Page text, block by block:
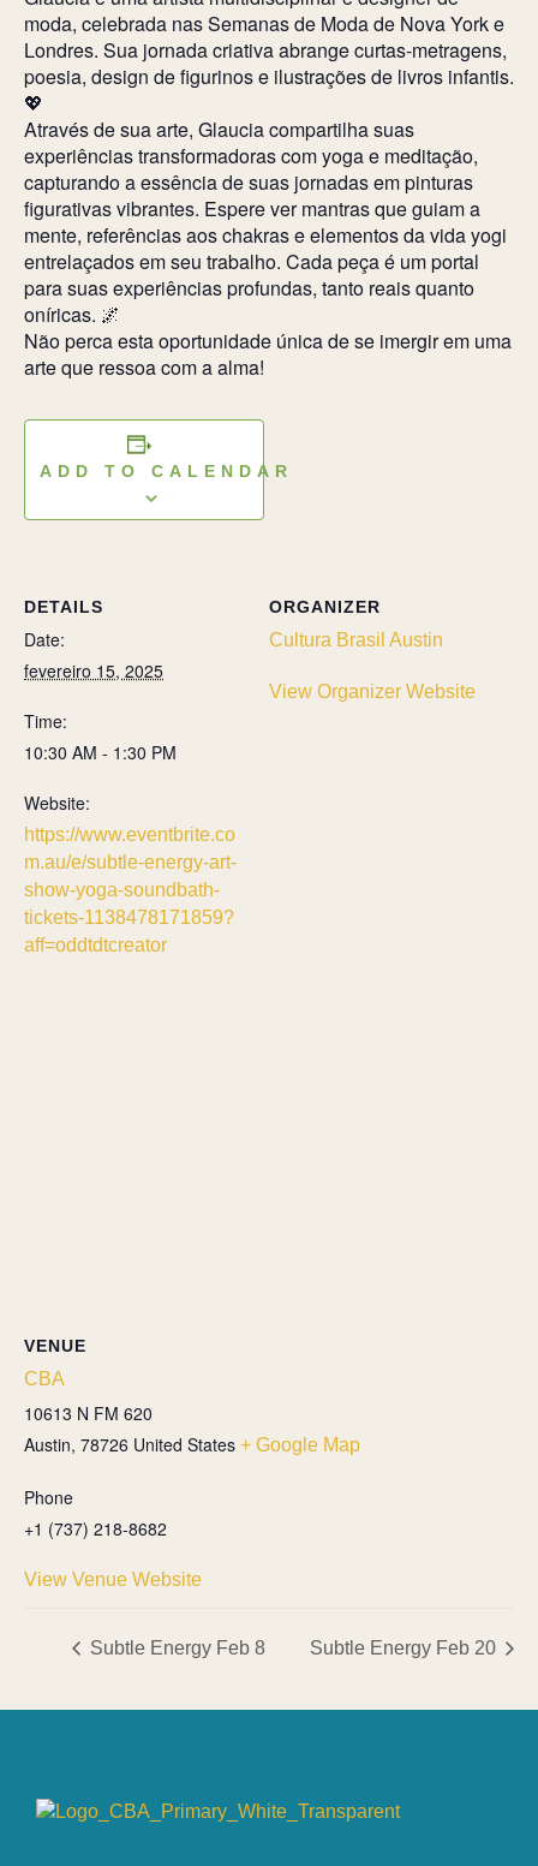
moda, celebrada nas Semanas de Moda de Nova York e
Londres. Sua jornada criativa abrange curtas-metragens,
poesia, design de figurinos e ilustrações de livros infantis.
💖
Através de sua arte, Glaucia compartilha suas
experiências transformadoras com yoga e meditação,
capturando a essência de suas jornadas em pinturas
figurativas vibrantes. Espere ver mantras que guiam a
mente, referências aos chakras e elementos da vida yogi
entrelaçados em seu trabalho. Cada peça é um portal
para suas experiências profundas, tanto reais quanto
oníricas. 🌌
Não perca esta oportunidade única de se imergir em uma
arte que ressoa com a alma!
ADD TO CALENDAR
DETAILS
Date:
fevereiro 15, 2025
Time:
10:30 AM - 1:30 PM
Website:
https://www.eventbrite.co
m.au/e/subtle-energy-art-
show-yoga-soundbath-
tickets-1138478171859?
aff=oddtdtcreator
ORGANIZER
Cultura Brasil Austin
View Organizer Website
VENUE
CBA
10613 N FM 620
Austin, 78726 United States + Google Map
Phone
+1 (737) 218-8682
View Venue Website
Subtle Energy Feb 8 Subtle Energy Feb 20